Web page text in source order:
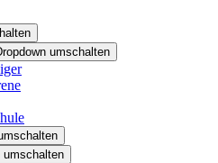
umschalten
umschalten